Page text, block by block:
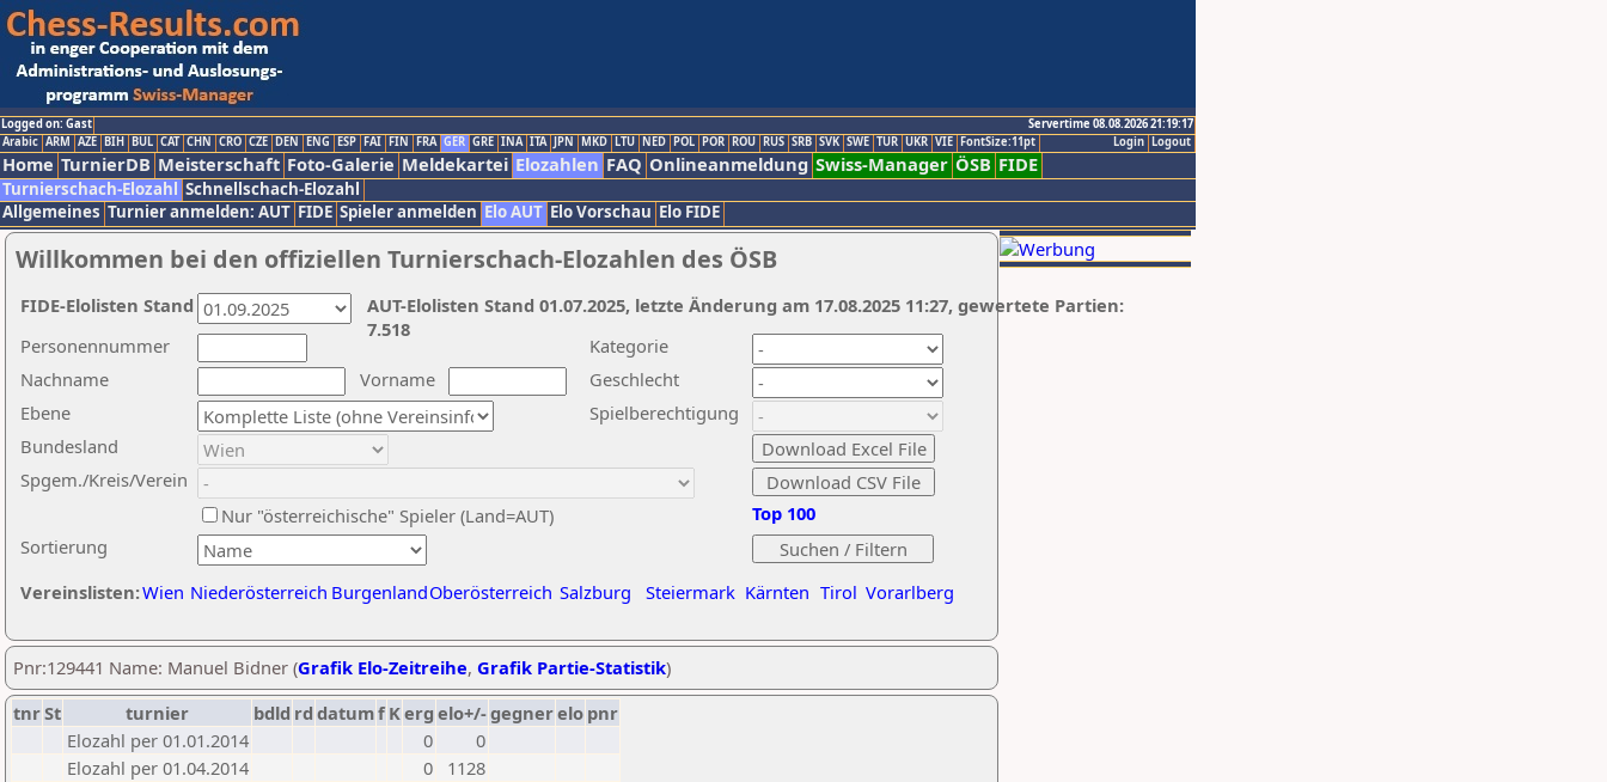
Logged on: Gast
Servertime 08.08.2026 21:19:17
Logout
Login
Arabic ARM AZE BIH BUL CAT CHN CRO CZE DEN ENG ESP FAI FIN FRA GER GRE INA ITA JPN MKD LTU NED POL POR ROU RUS SRB SVK SWE TUR UKR VIE FontSize:11pt
Home TurnierDB Meisterschaft Foto-Galerie Meldekartei Elozahlen FAQ Onlineanmeldung Swiss-Manager ÖSB FIDE
Turnierschach-Elozahl Schnellschach-Elozahl
Allgemeines Turnier anmelden: AUT FIDE Spieler anmelden Elo AUT Elo Vorschau Elo FIDE
Willkommen bei den offiziellen Turnierschach-Elozahlen des ÖSB
Nachname
Vorname
Ebene
Kategorie
Sortierung
Personennummer
Bundesland
Spgem./Kreis/Verein
Geschlecht
Nur "österreichische" Spieler (Land=AUT)
Spielberechtigung
Vereinslisten:Wien Niederösterreich BurgenlandOberösterreich Salzburg Steiermark Kärnten Tirol Vorarlberg
Top 100
AUT-Elolisten Stand 01.07.2025, letzte Änderung am 17.08.2025 11:27, gewertete Partien:
7.518
FIDE-Elolisten Stand
Pnr:129441 Name: Manuel Bidner (Grafik Elo-Zeitreihe, Grafik Partie-Statistik)
tnrSt turnier bdld rd datumf Kerg elo+/-gegnerelo pnr
Elozahl per 01.01.2014
0
0
Elozahl per 01.04.2014
0
1128